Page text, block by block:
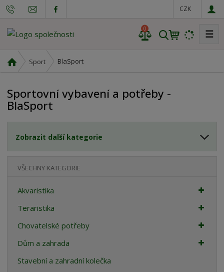
CZK
V
d
0 ☰
v
d
n
t
n
Sport BlaSport
Sportovní vybavení a potřeby -
BlaSport
Zobrazit další kategorie
VŠECHNY KATEGORIE
Akvaristika
Teraristika
Chovatelské potřeby
Dům a zahrada
Stavební a zahradní kolečka